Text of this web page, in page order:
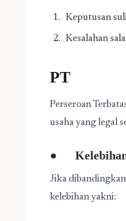
Keputusan
Kesalahan
PT
Perseroan
usaha yang legal
●
Jika
kelebihan yakni: